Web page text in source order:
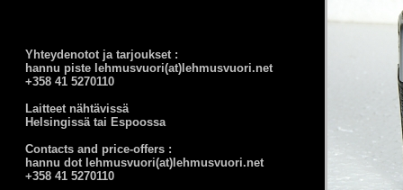
Yhteydenotot ja tarjoukset :
hannu piste lehmusvuori(at)lehmusvuori.net
+358 41 5270110
Laitteet nähtävissä
Helsingissä tai Espoossa
Contacts and price-offers :
hannu dot lehmusvuori(at)lehmusvuori.net
+358 41 5270110